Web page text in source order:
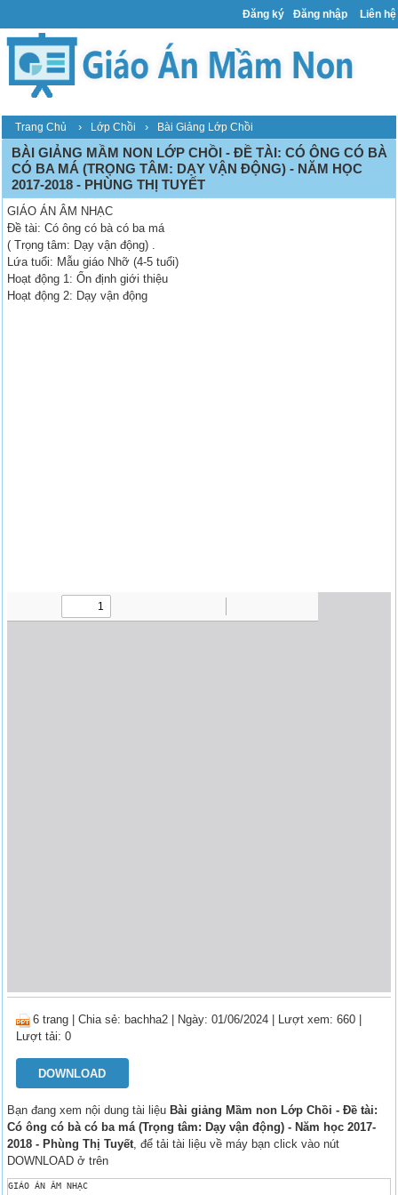
Đăng ký Đăng nhập Liên hệ
Trang Chủ › Lớp Chồi › Bài Giảng Lớp Chồi
BÀI GIẢNG MẦM NON LỚP CHỒI - ĐỀ TÀI: CÓ ÔNG CÓ BÀ
CÓ BA MÁ (TRỌNG TÂM: DẠY VẬN ĐỘNG) - NĂM HỌC
2017-2018 - PHÙNG THỊ TUYẾT
GIÁO ÁN ÂM NHẠC
Đề tài: Có ông có bà có ba má
( Trọng tâm: Dạy vận động) .
Lứa tuổi: Mẫu giáo Nhỡ (4-5 tuổi)
Hoạt động 1: Ổn định giới thiệu
Hoạt động 2: Dạy vận động
6 trang |Chia sẻ: bachha2 | Ngày: 01/06/2024 | Lượt xem: 660
Lượt tải: 0
DOWNLOAD
Bạn đang xem nội dung tài liệu Bài giảng Mầm non Lớp Chồi - Đề tài:
Có ông có bà có ba má (Trọng tâm: Dạy vận động) - Năm học 2017-
2018 - Phùng Thị Tuyết, để tải tài liệu về máy bạn click vào nút
DOWNLOAD ở trên
GIÁO ÁN ÂM NHẠC